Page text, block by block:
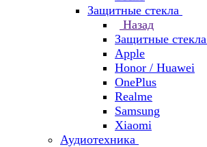
Защитные стекла
Назад
Защитные стекла
Apple
Honor / Huawei
OnePlus
Realme
Samsung
Xiaomi
Аудиотехника